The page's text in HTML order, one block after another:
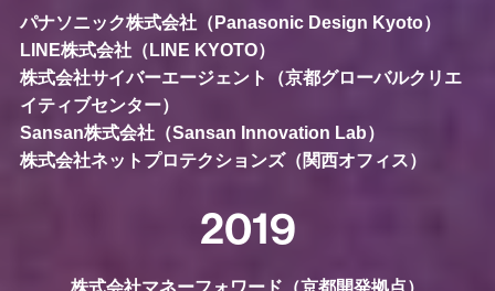
パナソニック株式会社（Panasonic Design Kyoto）
LINE株式会社（LINE KYOTO）
株式会社サイバーエージェント（京都グローバルクリエ
イティブセンター）
Sansan株式会社（Sansan Innovation Lab）
株式会社ネットプロテクションズ（関西オフィス）
2019
株式会社マネーフォワード（京都開発拠点）